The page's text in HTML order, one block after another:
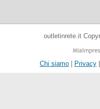
outletinrete.it
Chi siamo | Privacy